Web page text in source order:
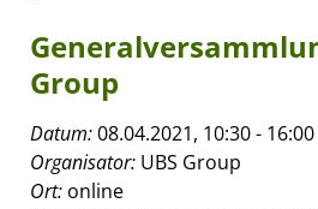
Group
Datum:08.04.2021, 10:30 -
Organisator: UBS Group
Ort: online